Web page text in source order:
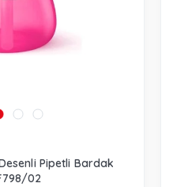
Pipetli Bardak
02